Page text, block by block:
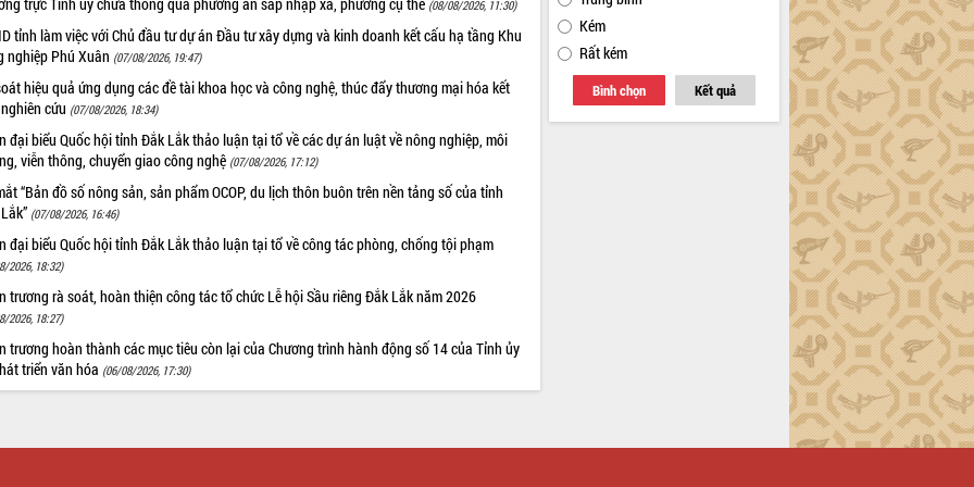
(08/08/2026, 11:30)
tỉnh làm việc với Chủ đầu tư dự án Đầu tư xây dựng và kinh doanh kết cấu hạ tầng Khu
nghiệp Phú Xuân (07/08/2026, 19:47)
hiệu quả ứng dụng các đề tài khoa học và công nghệ, thúc đẩy thương mại hóa kết
cứu (07/08/2026, 18:34)
đại biểu Quốc hội tỉnh Đắk Lắk thảo luận tại tổ về các dự án luật về nông nghiệp, môi
viễn thông, chuyển giao công nghệ (07/08/2026, 17:12)
“Bản đồ số nông sản, sản phẩm OCOP, du lịch thôn buôn trên nền tảng số của tỉnh
(07/08/2026, 16:46)
đại biểu Quốc hội tỉnh Đắk Lắk thảo luận tại tổ về công tác phòng, chống tội phạm
2026, 18:32)
trương rà soát, hoàn thiện công tác tổ chức Lễ hội Sầu riêng Đắk Lắk năm 2026
2026, 18:27)
trương hoàn thành các mục tiêu còn lại của Chương trình hành động số 14 của Tỉnh ủy
triển văn hóa (06/08/2026, 17:30)
Kém
Rất kém
Bình chọn Kết quả